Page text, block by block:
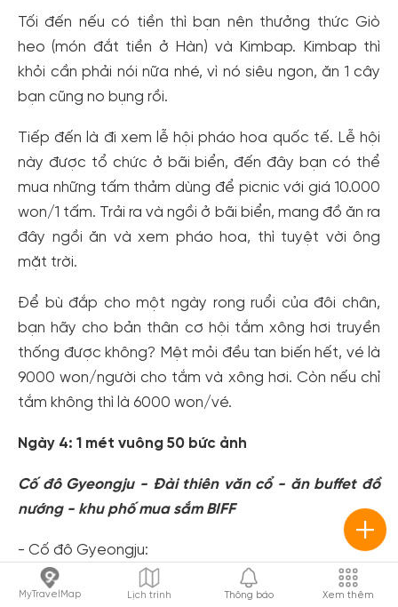
Tối đến nếu có tiền thì bạn nên thưởng thức Giò
heo (món đắt tiền ở Hàn) và Kimbap. Kimbap thì
khỏi cần phải nói nữa nhé, vì nó siêu ngon, ăn 1 cây
bạn cũng no bụng rồi.
Tiếp đến là đi xem lễ hội pháo hoa quốc tế. Lễ hội
này được tổ chức ở bãi biển, đến đây bạn có thể
mua những tấm thảm dùng để picnic với giá 10.000
won/1 tấm. Trải ra và ngồi ở bãi biển, mang đồ ăn ra
đây ngồi ăn và xem pháo hoa, thì tuyệt vời ông
mặt trời.
Để bù đắp cho một ngày rong ruổi của đôi chân,
bạn hãy cho bản thân cơ hội tắm xông hơi truyền
thống được không? Mệt mỏi đều tan biến hết, vé là
9000 won/người cho tắm và xông hơi. Còn nếu chỉ
tắm không thì là 6000 won/vé.
Ngày 4: 1 mét vuông 50 bức ảnh
Cố đô Gyeongju - Đài thiên văn cổ - ăn buffet đồ
nướng - khu phố mua sắm BIFF
- Cố đô Gyeongju:
Vừa bước xuống xe là rút ngay điện thoại ra sống
MyTravelMap Lịch trình Thông báo Xem thêm